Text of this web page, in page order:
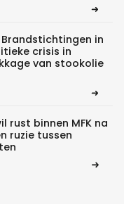
in
crisis in
van stookolie
rust binnen MFK na
ruzie tussen